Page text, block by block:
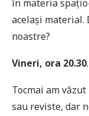
în materia
același material.
noastre?
Vineri, ora 20.30.
Tocmai am
sau reviste, dar